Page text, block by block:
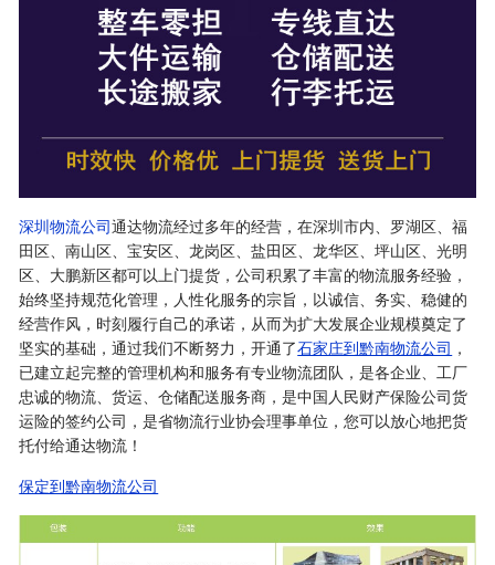
深圳物流公司通达物流经过多年的经营，在深圳市内、罗湖区、福
田区、南山区、宝安区、龙岗区、盐田区、龙华区、坪山区、光明
区、大鹏新区都可以上门提货，公司积累了丰富的物流服务经验，
始终坚持规范化管理，人性化服务的宗旨，以诚信、务实、稳健的
经营作风，时刻履行自己的承诺，从而为扩大发展企业规模奠定了
坚实的基础，通过我们不断努力，开通了石家庄到黔南物流公司 ，
已建立起完整的管理机构和服务有专业物流团队，是各企业、工厂
忠诚的物流、货运、仓储配送服务商，是中国人民财产保险公司货
运险的签约公司，是省物流行业协会理事单位，您可以放心地把货
托付给通达物流！
保定到黔南物流公司